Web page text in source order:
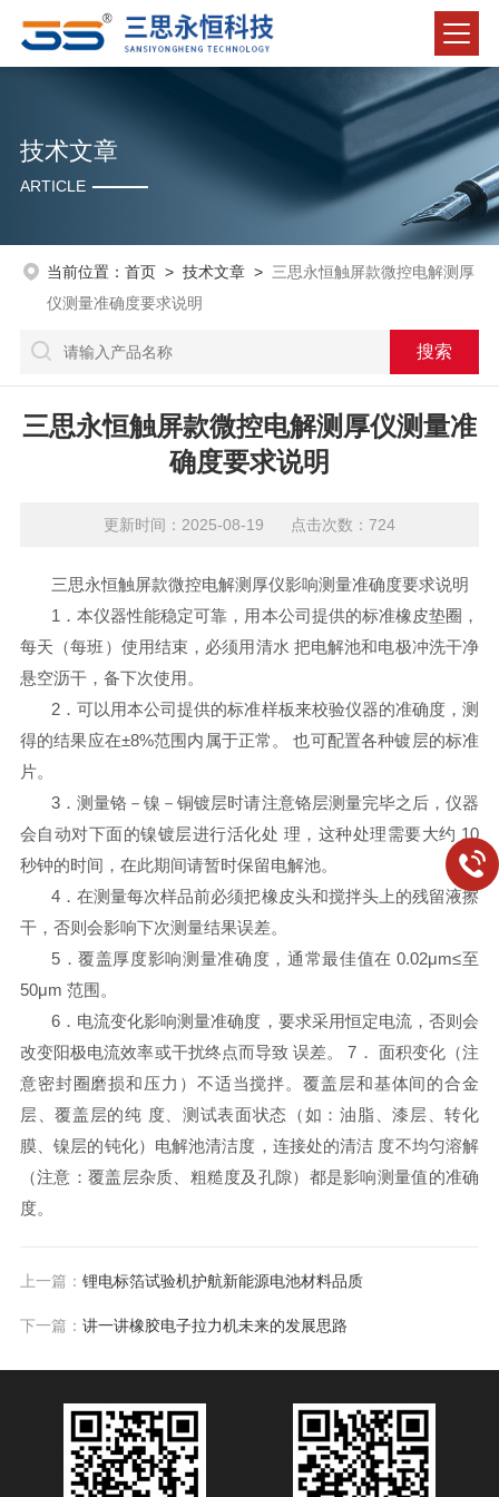
技术文章
ARTICLE
当前位置： 首页> 技术文章> 三思永恒触屏款微控电解测厚
仪测量准确度要求说明
三思永恒触屏款微控电解测厚仪测量准
确度要求说明
更新时间：2025-08-19 点击次数：724
三思永恒触屏款微控电解测厚仪影响测量准确度要求说明
1．本仪器性能稳定可靠，用本公司提供的标准橡皮垫圈，
每天（每班）使用结束，必须用清水 把电解池和电极冲洗干净
悬空沥干，备下次使用。
2．可以用本公司提供的标准样板来校验仪器的准确度，测
得的结果应在±8%范围内属于正常。 也可配置各种镀层的标准
片。
3．测量铬－镍－铜镀层时请注意铬层测量完毕之后，仪器
会自动对下面的镍镀层进行活化处 理，这种处理需要大约 10
秒钟的时间，在此期间请暂时保留电解池。
4．在测量每次样品前必须把橡皮头和搅拌头上的残留液擦
干，否则会影响下次测量结果误差。
5．覆盖厚度影响测量准确度，通常最佳值在 0.02μm≤至
50μm 范围。
6．电流变化影响测量准确度，要求采用恒定电流，否则会
改变阳极电流效率或干扰终点而导致 误差。 7． 面积变化（注
意密封圈磨损和压力）不适当搅拌。覆盖层和基体间的合金
层、覆盖层的纯 度、测试表面状态（如：油脂、漆层、转化
膜、镍层的钝化）电解池清洁度，连接处的清洁 度不均匀溶解
（注意：覆盖层杂质、粗糙度及孔隙）都是影响测量值的准确
度。
上一篇： 锂电标箔试验机护航新能源电池材料品质
下一篇： 讲一讲橡胶电子拉力机未来的发展思路